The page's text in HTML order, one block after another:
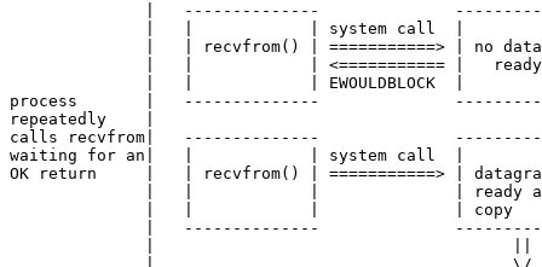
|   --------------
|   |            | system call  |
|   | recvfrom() | ===========> | no
|   |            | <=========== |
|   |            | EWOULDBLOCK  |
process       |   --------------
repeatedly    |
calls recvfrom|   --------------
waiting for an|   |            | system call  |
OK return     |   | recvfrom() | ===========> |
|   |            |              | ready
|   |            |
|   --------------